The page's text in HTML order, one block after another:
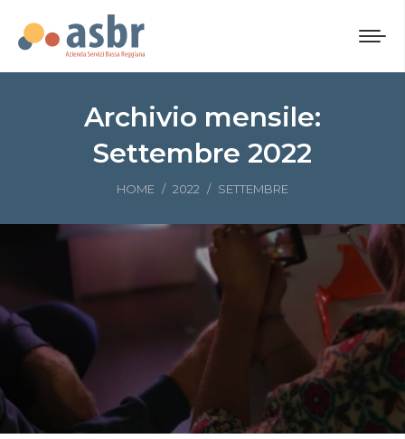
Archivio mensile:
Settembre 2022
Tu sei qui:
HOME 2022 SETTEMBRE